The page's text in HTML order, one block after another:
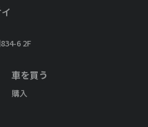
6 2F
車を買う
購入